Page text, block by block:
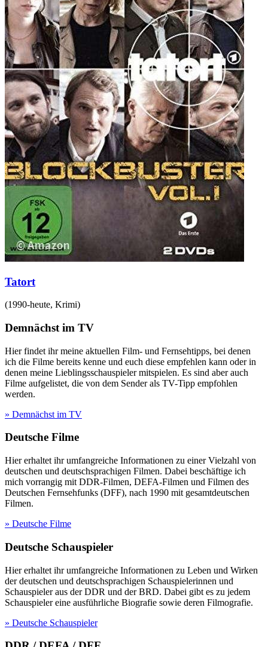
Tatort
(1990-heute, Krimi)
Demnächst im TV
Hier findet ihr meine aktuellen Film- und Fernsehtipps, bei denen
ich die Filme bereits kenne und euch diese empfehlen kann oder in
denen meine Lieblingsschauspieler mitspielen. Es sind aber auch
Filme aufgelistet, die von dem Sender als TV-Tipp empfohlen
werden.
» Demnächst im TV
Deutsche Filme
Hier erhaltet ihr umfangreiche Informationen zu einer Vielzahl von
deutschen und deutschsprachigen Filmen. Dabei beschäftige ich
mich vorrangig mit DDR-Filmen, DEFA-Filmen und Filmen des
Deutschen Fernsehfunks (DFF), nach 1990 mit gesamtdeutschen
Filmen.
» Deutsche Filme
Deutsche Schauspieler
Hier erhaltet ihr umfangreiche Informationen zu Leben und Wirken
der deutschen und deutschsprachigen Schauspielerinnen und
Schauspieler aus der DDR und der BRD. Dabei gibt es zu jedem
Schauspieler eine ausführliche Biografie sowie deren Filmografie.
» Deutsche Schauspieler